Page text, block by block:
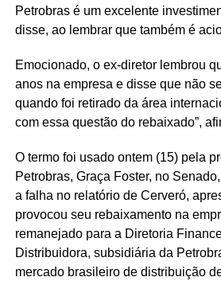
Petrobras é um excelente
disse, ao lembrar que também é
Emocionado, o ex-diretor lembrou
anos na empresa e disse que não
quando foi retirado da área
com essa questão do rebaixado”,
O termo foi usado ontem (15) pela
Petrobras, Graça Foster, no
a falha no relatório de Cerveró,
provocou seu rebaixamento na
remanejado para a Diretoria
Distribuidora, subsidiária da
mercado brasileiro de distribuição